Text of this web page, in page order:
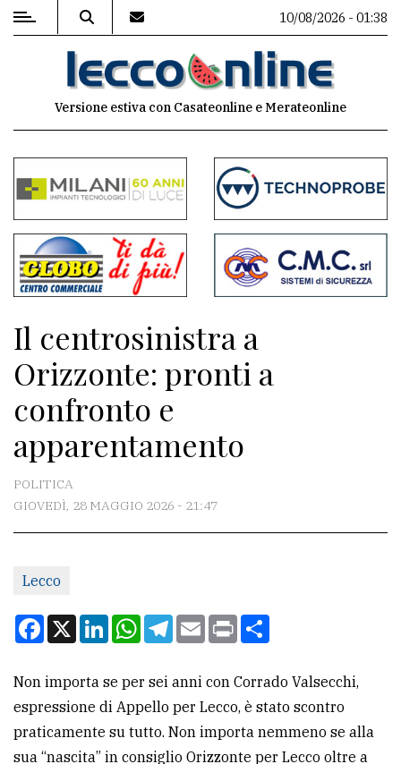
MENU
commenti
Contenuti
del
sito
Meteo
CONTATTI
La
Scrivici
tua
pubblicità
CERCA
Cerca
per
10/08/2026 - 01:38
Versione estiva con Casateonline e Merateonline
Il centrosinistra a
Orizzonte: pronti a
confronto e
apparentamento
POLITICA
GIOVEDÌ, 28 MAGGIO 2026 - 21:47
Lecco
Facebook
X LinkedInWhatsApp
Telegram
EmailPrint
Non importa se per sei anni con Corrado Valsecchi,
espressione di Appello per Lecco, è stato scontro
praticamente su tutto. Non importa nemmeno se alla
sua “nascita” in consiglio Orizzonte per Lecco oltre a